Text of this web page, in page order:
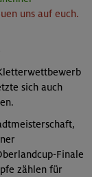
uns auf euch.
sich auch
Finale
zählen für